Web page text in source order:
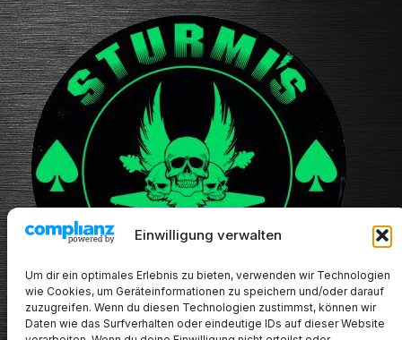
Einwilligung verwalten
Um dir ein optimales Erlebnis zu bieten, verwenden wir Technologien
wie Cookies, um Geräteinformationen zu speichern und/oder darauf
zuzugreifen. Wenn du diesen Technologien zustimmst, können wir
Daten wie das Surfverhalten oder eindeutige IDs auf dieser Website